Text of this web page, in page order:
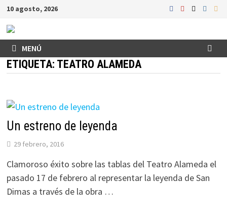
Saltar
contenido
10 agosto, 2026
MENÚ
ETIQUETA: TEATRO ALAMEDA
Un estreno de leyenda
29 febrero, 2016
Clamoroso éxito sobre las tablas del Teatro Alameda el
pasado 17 de febrero al representar la leyenda de San
Dimas a través de la obra …